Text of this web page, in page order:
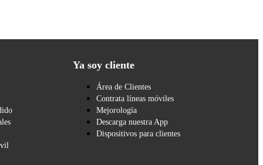
Ya soy cliente
Área de Clientes
Contrata líneas móviles
Mejorología
Descarga nuestra App
Dispositivos para clientes